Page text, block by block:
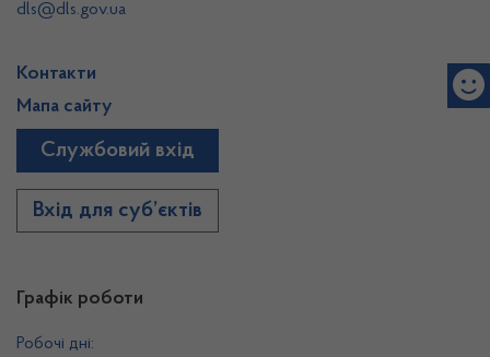
Графік роботи
Робочі дні:
dls@dls.gov.ua
Контакти
Мапа сайту
Службовий вхід
Вхід для суб’єктів